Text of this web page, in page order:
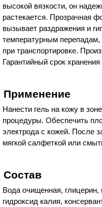
высокой вязкости, он
растекается. Прозрачная
вызывает раздражения и
температурным перепадам,
при транспортировке.
Гарантийный срок хранения
Применение
Нанести гель на кожу в
процедуры. Обеспечить
электрода с кожей. После
мягкой салфеткой или
Состав
Вода очищенная, глицерин,
гидроксид калия,